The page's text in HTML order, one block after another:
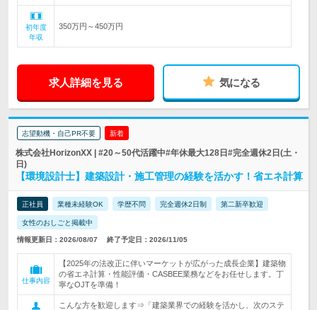
初年度
年収
350万円～450万円
求人詳細を見る 気になる
志望動機・自己PR不要 新着
株式会社HorizonXX | #20～50代活躍中#年休最大128日#完全週休2日(土・
日)
【環境設計士】建築設計・施工管理の経験を活かす！省エネ計算
正社員 業種未経験OK 学歴不問 完全週休2日制 第二新卒歓迎
女性のおしごと掲載中
情報更新日：2026/08/07 終了予定日：2026/11/05
仕事内容
【2025年の法改正に伴いマーケットが広がった成長企業】建築物
の省エネ計算・性能評価・CASBEE業務などをお任せします。丁
寧なOJTを準備！
こんな方を歓迎します⇒「建築業界での経験を活かし、次のステ